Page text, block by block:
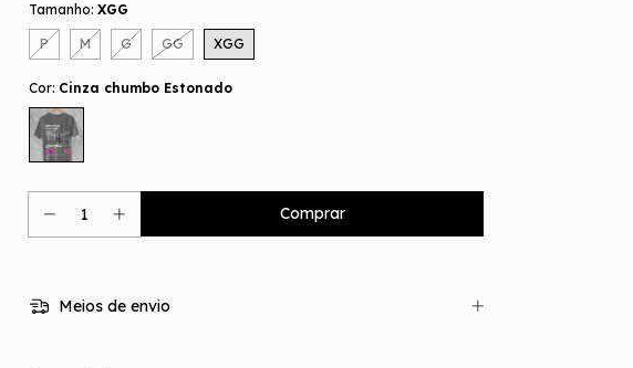
Tamanho: XGG
P M G GG XGG
Cor: Cinza chumbo Estonado
Meios de envio